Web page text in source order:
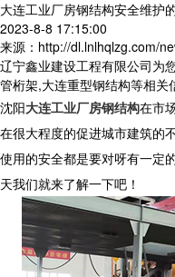
大连工业厂房钢结构安全维护
2023-8-8 17:15:00
来源：http://dl.lnlhqlzg.com/
辽宁鑫业建设工程有限公司为
管桁架,大连重型钢结构等相关
沈阳大连工业厂房钢结构在市
在很大程度的促进城市建筑的
使用的安全都是要对呀有一定
天我们就来了解一下吧！